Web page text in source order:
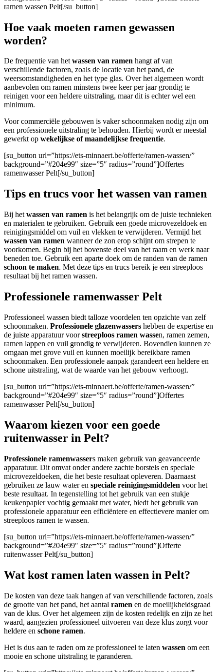
ramen wassen Pelt[/su_button]
Hoe vaak moeten ramen gewassen
worden?
De frequentie van hetwassen van ramen hangt af van
verschillende factoren, zoals de locatie van het pand, de
weersomstandigheden en het type glas. Over het algemeen wordt
aanbevolen om ramen minstens twee keer per jaar grondig te
reinigen voor een heldere uitstraling, maar dit is echter wel een
minimum.
Voor commerciële gebouwen is vaker schoonmaken nodig zijn om
een professionele uitstraling te behouden. Hierbij wordt er meestal
gewerkt op wekelijkse of maandelijkse frequentie.
[su_button url=”https://ets-minnaert.be/offerte/ramen-wassen/”
background=”#204e99″ size=”5″ radius=”round”]Offertes
ramenwasser Pelt[/su_button]
Tips en trucs voor het wassen van ramen
Bij het wassen van ramen is het belangrijk om de juiste technieken
en materialen te gebruiken. Gebruik een goede microvezeldoek en
reinigingsmiddel om vuil en vlekken te verwijderen. Vermijd het
wassen van ramen wanneer de zon erop schijnt om strepen te
voorkomen. Begin bij het bovenste deel van het raam en werk naar
beneden toe. Gebruik een aparte doek om de randen van de ramen
schoon te maken. Met deze tips en trucs bereik je een streeploos
resultaat bij het ramen wassen.
Professionele ramenwasser Pelt
Professioneel wassen biedt talloze voordelen ten opzichte van zelf
schoonmaken. Professionele glazenwassers hebben de expertise en
de juiste apparatuur voorstreeploos ramen wassen, ramen zemen,
ramen lappen en vuil grondig te verwijderen. Bovendien kunnen ze
omgaan met grove vuil en kunnen moeilijk bereikbare ramen
schoonmaken. Een professionele aanpak garandeert een heldere en
schone uitstraling, wat de waarde van het gebouw verhoogt.
[su_button url=”https://ets-minnaert.be/offerte/ramen-wassen/”
background=”#204e99″ size=”5″ radius=”round”]Offertes
ramenwasser Pelt[/su_button]
Waarom kiezen voor een goede
ruitenwasser in Pelt?
Professionele ramenwassers maken gebruik van geavanceerde
apparatuur. Dit omvat onder andere zachte borstels en speciale
microvezeldoeken, die het beste resultaat opleveren. Daarnaast
gebruiken ze lauw water en speciale reinigingsmiddelen voor het
beste resultaat. In tegenstelling tot het gebruik van een stukje
keukenpapier vochtig gemaakt met water, biedt het gebruik van
professionele apparatuur een efficiëntere en effectievere manier om
streeploos ramen te wassen.
[su_button url=”https://ets-minnaert.be/offerte/ramen-wassen/”
background=”#204e99″ size=”5″ radius=”round”]Offerte
ruitenwasser Pelt[/su_button]
Wat kost ramen laten wassen in Pelt?
De kosten van deze taak hangen af van verschillende factoren, zoals
de grootte van het pand, het aantal ramen en de moeilijkheidsgraad
van de klus. Over het algemeen zijn de kosten redelijk en zijn ze het
waard, aangezien professioneel uitvoeren van deze klus zorgt voor
heldere en schone ramen.
Het is dus aan te raden om ze professioneel te laten wassen om een
mooie en schone uitstraling te garanderen.